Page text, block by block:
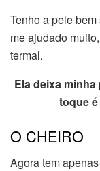
Tenho a pele
me ajudado
termal.
Ela deixa
toque
O CHEIRO
Agora tem